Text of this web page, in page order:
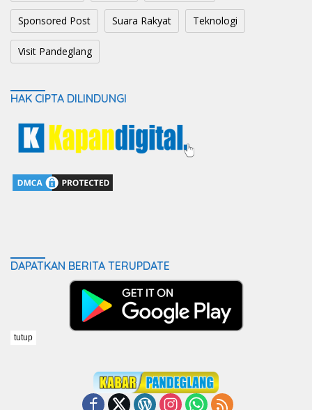
Sponsored Post Suara Rakyat Teknologi
Visit Pandeglang
HAK CIPTA DILINDUNGI
DAPATKAN BERITA TERUPDATE
tutup